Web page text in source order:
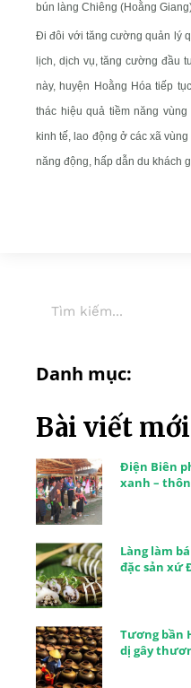
bún làng Chiêng (Hoằng
Đi đôi với tăng cường quản lý
lịch, dịch vụ, tăng cường đầu
này, huyện Hoằng Hóa tiếp
thác hiệu quả tiềm năng
kinh tế, lao động ở các xã
năng động, hấp dẫn du khách
Danh mục:
Bài viết
Điện Biên
xanh –
Làng làm
đặc sản xứ
Tương bần
dị gây